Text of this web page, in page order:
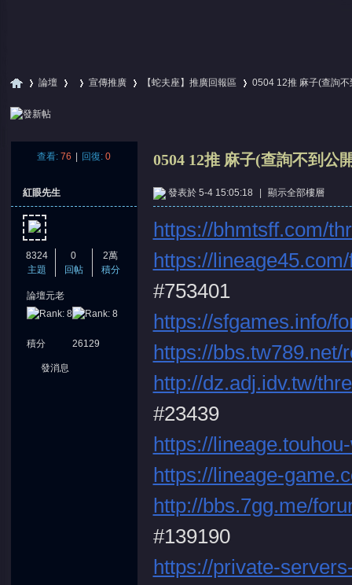
論壇 宣傳推廣 【蛇夫座】推廣回報區
›
0504 12推 麻子(查詢不
查看: 76 回復: 0 0504 12推 麻子(查詢不到公
紅眼先生
8324
主題
0
回帖
2萬
積分
論壇元老
積分 26129
發消息
發表於 5-4 15:05:18 顯示全部樓層
https://bhmtsff.com/
https://
#753401
https://sfgames.info/
https://bbs.tw789.net/
http://dz.adj.idv.tw/
#23439
https://
https://lineage-
http://bbs.7gg.me/
#139190
https://private-